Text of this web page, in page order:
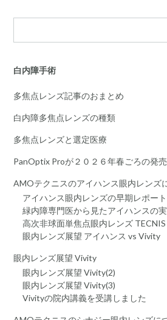
白内障手術
多焦点レンズ記事のおまとめ
白内障多焦点レンズの種類
多焦点レンズと選定医療
PanOptix Proが２０２６年春ごろの発売
AMOテクニスのアイハンス眼内レンズ
アイハンス眼内レンズの早期レポート
緑内障専門医から見たアイハンスの
高次非球面単焦点眼内レンズ
眼内レンズ展望 アイハンス vs Vivity
眼内レンズ展望 Vivity
眼内レンズ展望 Vivity(2)
眼内レンズ展望 Vivity(3)
Vivityの院内講義を受講しました